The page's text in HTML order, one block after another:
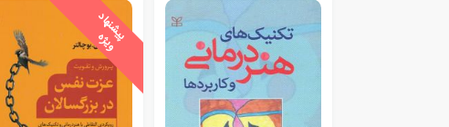
پ
ی
ش
ن
ه
ا
د
و
ی
ژ
ه